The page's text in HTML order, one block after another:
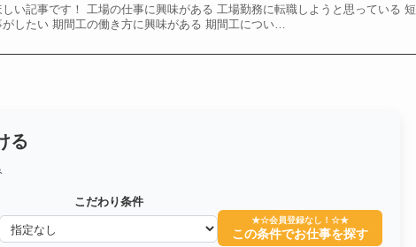
しい記事です！ 工場の仕事に興味がある 工場勤務に転職しようと思っている 短
したい 期間工の働き方に興味がある 期間工につい…
る
こだわり条件
★☆会員登録なし！☆★
この条件でお仕事を探す